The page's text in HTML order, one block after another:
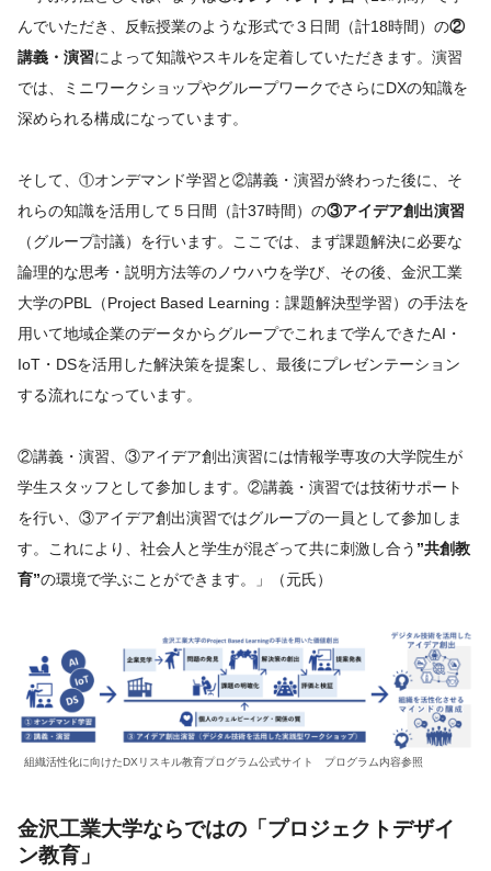
んでいただき、反転授業のような形式で３日間（計18時間）の②
講義・演習によって知識やスキルを定着していただきます。演習
では、ミニワークショップやグループワークでさらにDXの知識を
深められる構成になっています。
そして、①オンデマンド学習と②講義・演習が終わった後に、そ
れらの知識を活用して５日間（計37時間）の③アイデア創出演習
（グループ討議）を行います。ここでは、まず課題解決に必要な
論理的な思考・説明方法等のノウハウを学び、その後、金沢工業
大学のPBL（Project Based Learning：課題解決型学習）の手法を
用いて地域企業のデータからグループでこれまで学んできたAI・
IoT・DSを活用した解決策を提案し、最後にプレゼンテーション
する流れになっています。
②講義・演習、③アイデア創出演習には情報学専攻の大学院生が
学生スタッフとして参加します。②講義・演習では技術サポート
を行い、③アイデア創出演習ではグループの一員として参加しま
す。これにより、社会人と学生が混ざって共に刺激し合う ”共創教
育”の環境で学ぶことができます。」（元氏）
組織活性化に向けたDXリスキル教育プログラム公式サイト プログラム内容参照
金沢工業大学ならではの「プロジェクトデザイ
ン教育」